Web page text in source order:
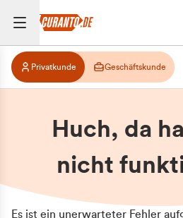
Privatkunde Geschäftskunde
Huch, da
nicht
Es ist ein unerwarteter Fehler